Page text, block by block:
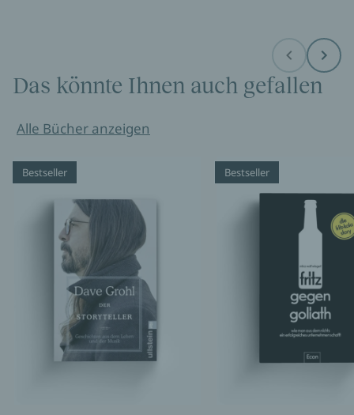
Before Next
Das könnte Ihnen auch gefallen
Alle Bücher anzeigen
Bestseller Bestseller